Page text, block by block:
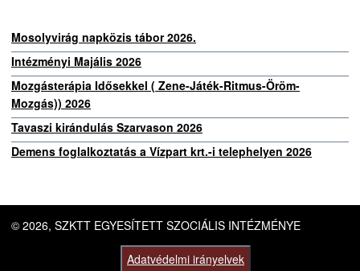
Mosolyvirág napközis tábor 2026.
Intézményi Majális 2026
Mozgásterápia Idősekkel ( Zene-Játék-Ritmus-Öröm-
Mozgás)) 2026
Tavaszi kirándulás Szarvason 2026
Demens foglalkoztatás a Vízpart krt.-i telephelyen 2026
© 2026, SZKTT EGYESÍTETT SZOCIÁLIS INTÉZMÉNYE
Adatvédelmi irányelvek